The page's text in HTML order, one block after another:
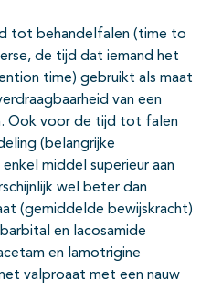
tot behandelfalen (time to
de tijd dat iemand het
time) gebruikt als maat
van een
Ook voor de tijd tot falen
(belangrijke
middel superieur aan
wel beter dan
(gemiddelde bewijskracht)
en lacosamide
en lamotrigine
valproaat met een nauw